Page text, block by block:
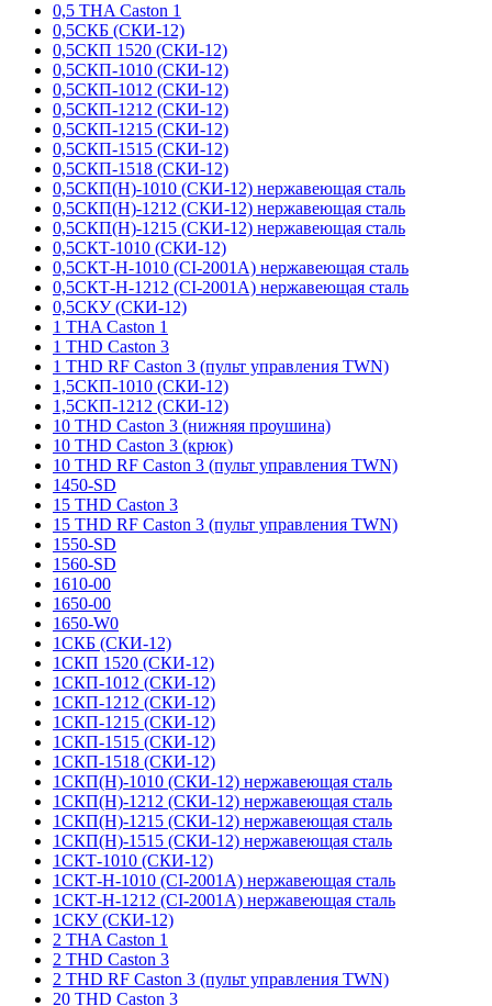
0,5 THA Caston 1
0,5СКБ (СКИ-12)
0,5СКП 1520 (СКИ-12)
0,5СКП-1010 (СКИ-12)
0,5СКП-1012 (СКИ-12)
0,5СКП-1212 (СКИ-12)
0,5СКП-1215 (СКИ-12)
0,5СКП-1515 (СКИ-12)
0,5СКП-1518 (СКИ-12)
0,5СКП(Н)-1010 (СКИ-12) нержавеющая сталь
0,5СКП(Н)-1212 (СКИ-12) нержавеющая сталь
0,5СКП(Н)-1215 (СКИ-12) нержавеющая сталь
0,5СКТ-1010 (СКИ-12)
0,5СКТ-Н-1010 (CI-2001A) нержавеющая сталь
0,5СКТ-Н-1212 (CI-2001A) нержавеющая сталь
0,5СКУ (СКИ-12)
1 THA Caston 1
1 THD Caston 3
1 THD RF Caston 3 (пульт управления TWN)
1,5СКП-1010 (СКИ-12)
1,5СКП-1212 (СКИ-12)
10 THD Caston 3 (нижняя проушина)
10 THD Caston 3 (крюк)
10 THD RF Caston 3 (пульт управления TWN)
1450-SD
15 THD Caston 3
15 THD RF Caston 3 (пульт управления TWN)
1550-SD
1560-SD
1610-00
1650-00
1650-W0
1СКБ (СКИ-12)
1СКП 1520 (СКИ-12)
1СКП-1012 (СКИ-12)
1СКП-1212 (СКИ-12)
1СКП-1215 (СКИ-12)
1СКП-1515 (СКИ-12)
1СКП-1518 (СКИ-12)
1СКП(Н)-1010 (СКИ-12) нержавеющая сталь
1СКП(Н)-1212 (СКИ-12) нержавеющая сталь
1СКП(Н)-1215 (СКИ-12) нержавеющая сталь
1СКП(Н)-1515 (СКИ-12) нержавеющая сталь
1СКТ-1010 (СКИ-12)
1СКТ-Н-1010 (CI-2001A) нержавеющая сталь
1СКТ-Н-1212 (CI-2001A) нержавеющая сталь
1СКУ (СКИ-12)
2 THA Caston 1
2 THD Caston 3
2 THD RF Caston 3 (пульт управления TWN)
20 THD Caston 3